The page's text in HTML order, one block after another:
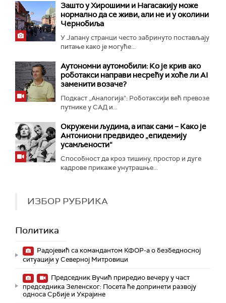
Зашто у Хирошими и Нагасакију може
нормално да се живи, али не и у околини
Чернобиља
У Јапану странци често забринуто постављају
питање како је могуће...
Аутономни аутомобили: Ко је крив ако
роботакси направи несрећу и хоће ли AI
заменити возаче?
Подкаст „Аналогија“: Роботаксији већ превозе
путнике у САД и...
Окружени људима, а ипак сами – Како је
Антониони предвидео „епидемију
усамљености“
Способност да кроз тишину, простор и дуге
кадрове прикаже унутрашње...
ИЗБОР РУБРИКА
Политика
Радојевић са командантом КФОР-а о безбедносној
ситуацији у Северној Митровици
Председник Вучић приредио вечеру у част
председника Зеленског: Посета ће допринети развоју
односа Србије и Украјине